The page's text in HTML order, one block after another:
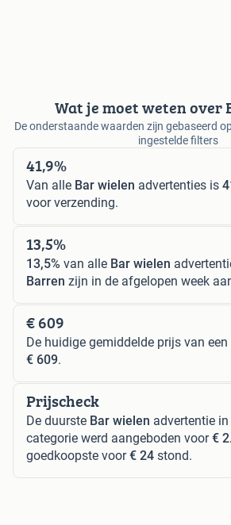
Wat je moet weten over
De onderstaande waarden zijn gebaseerd
ingestelde filters
41,9%
Van alle Bar wielen advertenties is
voor verzending.
13,5%
13,5% van alle Bar wielen
Barren zijn in de afgelopen week
€ 609
De huidige gemiddelde prijs van een
€ 609.
Prijscheck
De duurste Bar wielen advertentie in
categorie werd aangeboden voor€
goedkoopste voor€ 24 stond.